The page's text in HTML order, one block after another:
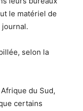
le matériel de
selon la
du Sud,
certains